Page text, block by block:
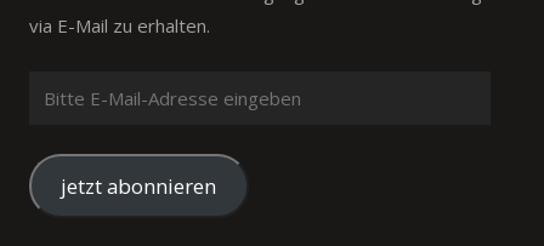
via E-Mail zu erhalten.
Mail-
Adresse
eingeben
jetzt abonnieren